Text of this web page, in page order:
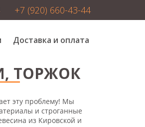
+7 (920) 660-43-44
Доставка и оплата
ТОРЖОК
эту проблему! Мы
и строганные
из Кировской и